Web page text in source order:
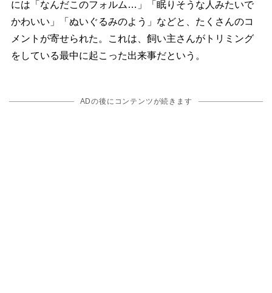
には「なんだこのフォルム…」「眠りそうな人みたいで
かわいい」「ぬいぐるみのよう」などと、たくさんのコ
メントが寄せられた。これは、飼い主さんがトリミング
をしている最中に起こった出来事だという。
ADの後にコンテンツが続きます